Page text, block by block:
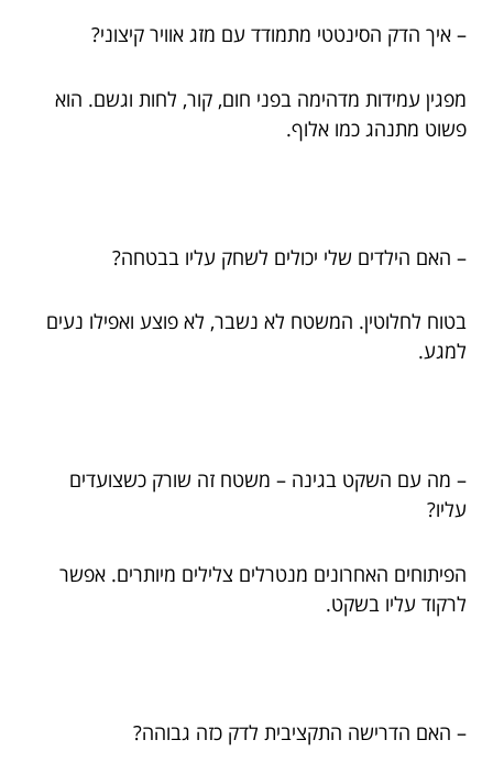
– איך הדק הסינטטי מתמודד עם מזג אוויר קיצוני?
מפגין עמידות מדהימה בפני חום, קור, לחות וגשם. הוא
פשוט מתנהג כמו אלוף.
– האם הילדים שלי יכולים לשחק עליו בבטחה?
בטוח לחלוטין. המשטח לא נשבר, לא פוצע ואפילו נעים
למגע.
– מה עם השקט בגינה – משטח זה שורק כשצועדים
עליו?
הפיתוחים האחרונים מנטרלים צלילים מיותרים. אפשר
לרקוד עליו בשקט.
– האם הדרישה התקציבית לדק כזה גבוהה?